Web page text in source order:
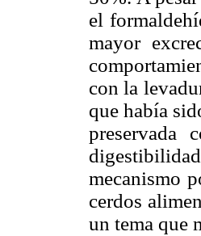
el
mayor
con la
que había
preservada
mecanismo
cerdos
un tema que